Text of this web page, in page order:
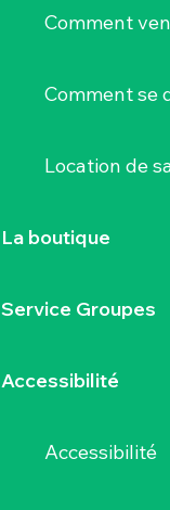
Comment
Comment se
Location de
La boutique
Service Groupes
Accessibilité
Accessibilité